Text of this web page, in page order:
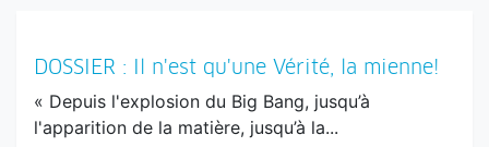
DOSSIER : Il n'est qu'une Vérité, la mienne!
« Depuis l'explosion du Big Bang, jusqu’à
l'apparition de la matière, jusqu’à la...